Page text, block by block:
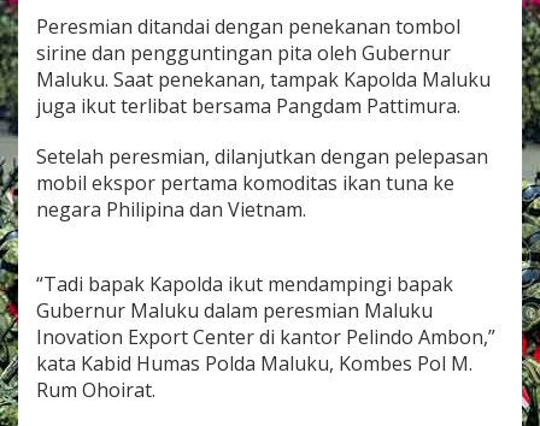
u
I
n
v
t
i
o
p
o
r
t
C
Peresmian ditandai dengan penekanan tombol
sirine dan pengguntingan pita oleh Gubernur
Maluku. Saat penekanan, tampak Kapolda Maluku
juga ikut terlibat bersama Pangdam Pattimura.
Setelah peresmian, dilanjutkan dengan pelepasan
mobil ekspor pertama komoditas ikan tuna ke
negara Philipina dan Vietnam.
“Tadi bapak Kapolda ikut mendampingi bapak
Gubernur Maluku dalam peresmian Maluku
Inovation Export Center di kantor Pelindo Ambon,”
kata Kabid Humas Polda Maluku, Kombes Pol M.
Rum Ohoirat.